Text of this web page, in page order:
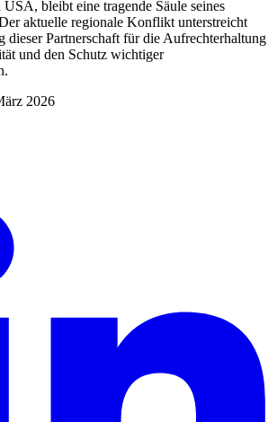
USA, bleibt eine tragende Säule seines
aktuelle regionale Konflikt unterstreicht
dieser Partnerschaft für die Aufrechterhaltung
und den Schutz wichtiger
2026